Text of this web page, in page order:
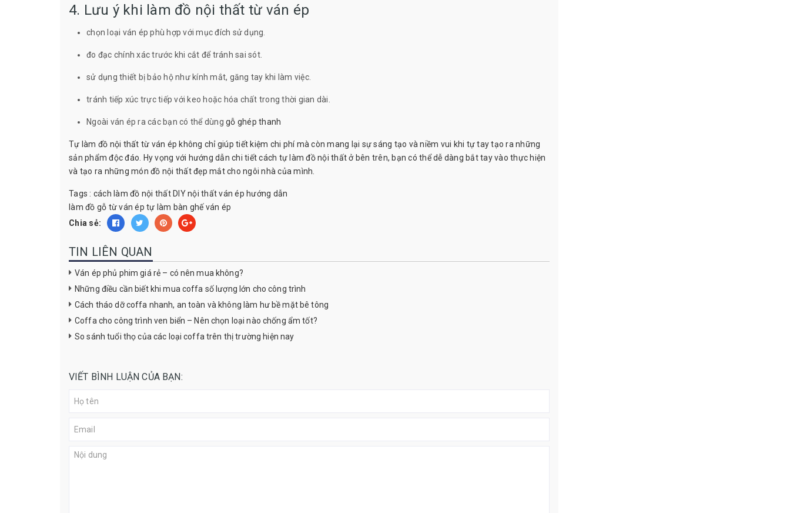
4. Lưu ý khi làm đồ nội thất từ ván ép
chọn loại ván ép phù hợp với mục đích sử dụng.
đo đạc chính xác trước khi cắt để tránh sai sót.
sử dụng thiết bị bảo hộ như kính mắt, găng tay khi làm việc.
tránh tiếp xúc trực tiếp với keo hoặc hóa chất trong thời gian dài.
Ngoài ván ép ra các bạn có thể dùng gỗ ghép thanh
Tự làm đồ nội thất từ ván ép không chỉ giúp tiết kiệm chi phí mà còn mang lại sự sáng tạo và niềm vui khi tự tay tạo ra những
sản phẩm độc đáo. Hy vọng với hướng dẫn chi tiết cách tự làm đồ nội thất ở bên trên, bạn có thể dễ dàng bắt tay vào thực hiện
và tạo ra những món đồ nội thất đẹp mắt cho ngôi nhà của mình.
Tags : cách làm đồ nội thất DIY nội thất ván ép hướng dẫn
làm đồ gỗ từ ván ép tự làm bàn ghế ván ép
Chia sẻ:
TIN LIÊN QUAN
Ván ép phủ phim giá rẻ – có nên mua không?
Những điều cần biết khi mua coffa số lượng lớn cho công trình
Cách tháo dỡ coffa nhanh, an toàn và không làm hư bề mặt bê tông
Coffa cho công trình ven biển – Nên chọn loại nào chống ẩm tốt?
So sánh tuổi thọ của các loại coffa trên thị trường hiện nay
VIẾT BÌNH LUẬN CỦA BẠN: